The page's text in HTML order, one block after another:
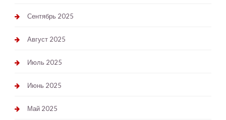
Сентябрь 2025
Август 2025
Июль 2025
Июнь 2025
Май 2025